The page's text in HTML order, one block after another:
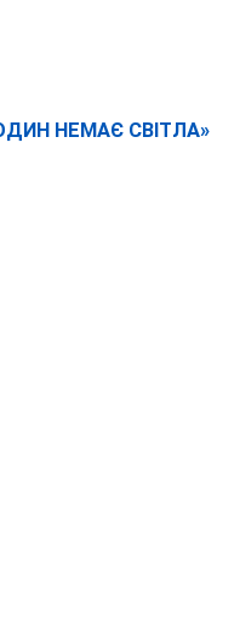
НЕМАЄ СВІТЛА»